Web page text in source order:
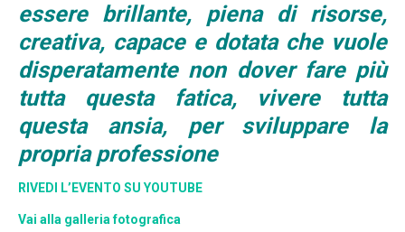
essere brillante, piena di risorse,
creativa, capace e dotata che vuole
disperatamente non dover fare più
tutta questa fatica, vivere tutta
questa ansia, per sviluppare la
propria professione
RIVEDI L’EVENTO SU YOUTUBE
Vai alla galleria fotografica